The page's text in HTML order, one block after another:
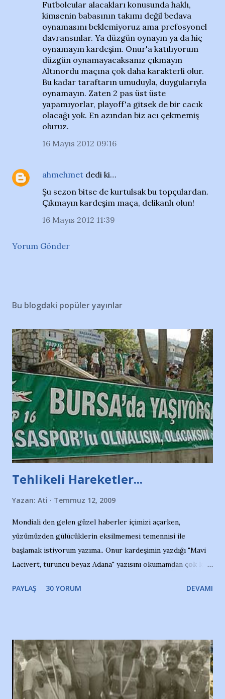
Futbolcular alacakları konusunda haklı,
kimsenin babasının takımı değil bedava
oynamasını beklemiyoruz ama prefosyonel
davransınlar. Ya düzgün oynayın ya da hiç
oynamayın kardeşim. Onur'a katılıyorum
düzgün oynamayacaksanız çıkmayın
Altınordu maçına çok daha karakterli olur.
Bu kadar taraftarın umuduyla, duygularıyla
oynamayın. Zaten 2 pas üst üste
yapamıyorlar, playoff'a gitsek de bir cacık
olacağı yok. En azından biz acı çekmemiş
oluruz.
16 Mayıs 2012 09:16
ahmehmet dedi ki…
Şu sezon bitse de kurtulsak bu topçulardan.
Çıkmayın kardeşim maça, delikanlı olun!
16 Mayıs 2012 11:39
Yorum Gönder
Bu blogdaki popüler yayınlar
Tehlikeli Hareketler...
Yazan: Ati Temmuz 12, 2009
Mondiali den gelen güzel haberler içimizi açarken,
yüzümüzden gülücüklerin eksilmemesi temennisi ile
başlamak istiyorum yazıma.. Onur kardeşimin yazdığı "Mavi
Lacivert, turuncu beyaz Adana" yazısını okumamdan çok kısa
irkildim.. "Bursasporlu taraftarlar, İstanbul takımlarının
ve ürünlerini Bursa şehrinde görmek istemediklerini bir
protesto eylemiyle açıkladıklarını bildiriyordu.. Bu grup
adına açıklama yapan şahsı muhterem(!) ''Açık ve net olarak
söylüyoruz. Bu son uyarımızdır. Bunun yanısıra, bu takımlara
PAYLAŞ 30 YORUM DEVAMI